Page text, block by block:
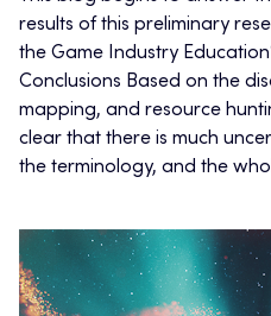
results of this preliminary
the Game Industry
Conclusions Based on the
mapping, and resource
clear that there is much
the terminology, and the